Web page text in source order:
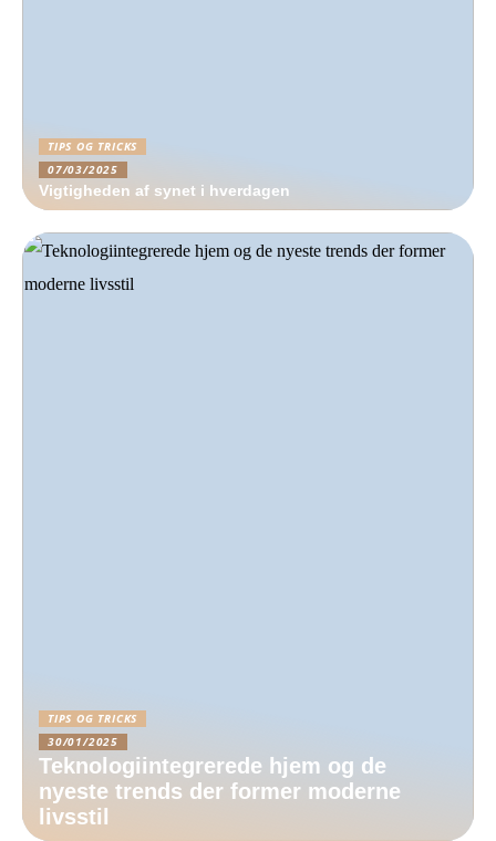
TIPS OG TRICKS
07/03/2025
Vigtigheden af synet i hverdagen
TIPS OG TRICKS
30/01/2025
Teknologiintegrerede hjem og de
nyeste trends der former moderne
livsstil